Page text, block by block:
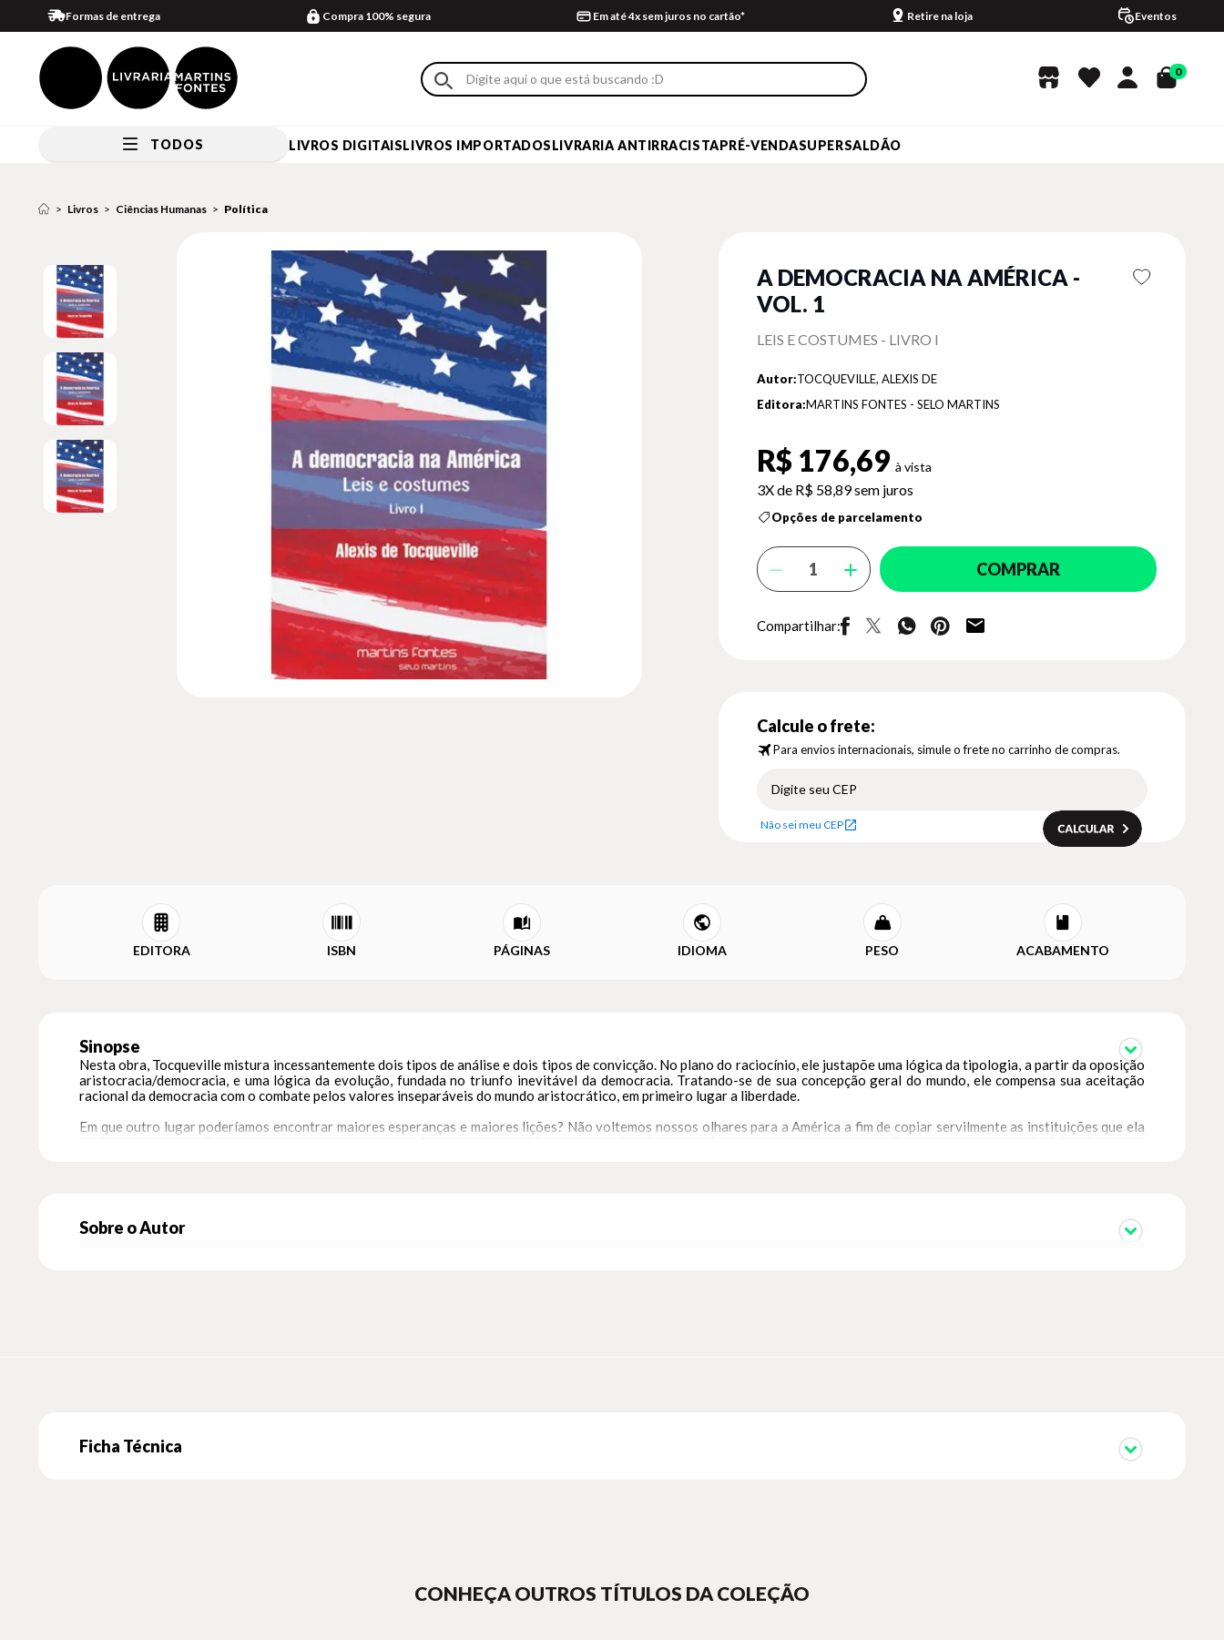
Formas de entrega Compra 100% segura Em até 4x sem juros no cartão* Retire na loja Eventos
0
TODOS LIVROS DIGITAISLIVROS IMPORTADOSLIVRARIA ANTIRRACISTAPRÉ-VENDASUPERSALDÃO
Livros Ciências Humanas Política
A DEMOCRACIA NA AMÉRICA -
VOL. 1
LEIS E COSTUMES - LIVRO I
Autor:TOCQUEVILLE, ALEXIS DE
Editora:MARTINS FONTES - SELO MARTINS
R$ 176,69
3X de R$ 58,89sem juros
Opções de parcelamento
COMPRAR
Compartilhar:
Calcule o frete:
Para envios internacionais, simule o frete no carrinho de compras.
Não sei meu CEP
EDITORA ISBN PÁGINAS IDIOMA PESO ACABAMENTO
Sinopse
Nesta obra, Tocqueville mistura incessantemente dois tipos de análise e dois tipos de convicção. No plano do raciocínio, ele justapõe uma lógica da tipologia, a partir da oposição
aristocracia/democracia, e uma lógica da evolução, fundada no triunfo inevitável da democracia. Tratando-se de sua concepção geral do mundo, ele compensa sua aceitação
racional da democracia com o combate pelos valores inseparáveis do mundo aristocrático, em primeiro lugar a liberdade.
Em que outro lugar poderíamos encontrar maiores esperanças e maiores lições? Não voltemos nossos olhares para a América a fim de copiar servilmente as instituições que ela
Sobre o Autor
Ficha Técnica
CONHEÇA OUTROS TÍTULOS DA COLEÇÃO